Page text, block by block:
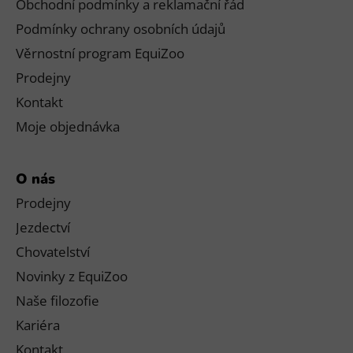
Obchodní podmínky a reklamační řád
Podmínky ochrany osobních údajů
Věrnostní program EquiZoo
Prodejny
Kontakt
Moje objednávka
O nás
Prodejny
Jezdectví
Chovatelství
Novinky z EquiZoo
Naše filozofie
Kariéra